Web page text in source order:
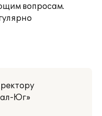
вопросам.
Юг»